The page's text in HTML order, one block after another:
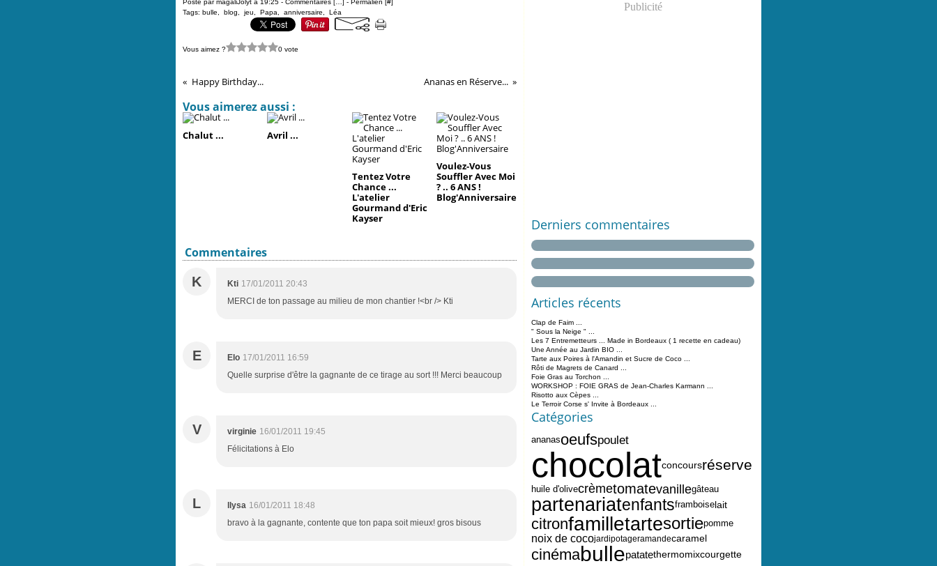
Posté par magaliJolyt à 19:25 - Commentaires [ ] - Permalien [#]
Tags: bulle blog jeu Papa anniversaire Léa
Vous aimez ? 0 vote
Happy Birthday... Ananas en Réserve...
Vous aimerez aussi :
Chalut ... Avril ...
Tentez Votre
Chance ...
L'atelier
Gourmand d'Eric
Kayser
Voulez-Vous
Souffler Avec Moi
? .. 6 ANS !
Blog'Anniversaire
Commentaires
K
Kti 17/01/2011 20:43
MERCI de ton passage au milieu de mon chantier !<br /> Kti
E Elo 17/01/2011 16:59
Quelle surprise d'être la gagnante de ce tirage au sort !!! Merci beaucoup
V virginie 16/01/2011 19:45
Félicitations à Elo
L llysa 16/01/2011 18:48
bravo à la gagnante, contente que ton papa soit mieux! gros bisous
Publicité
Derniers commentaires
Articles récents
Clap de Faim ...
" Sous la Neige " ...
Les 7 Entremetteurs ... Made in Bordeaux ( 1 recette en cadeau)
Une Année au Jardin BIO ...
Tarte aux Poires à l'Amandin et Sucre de Coco ...
Rôti de Magrets de Canard ...
Foie Gras au Torchon ...
WORKSHOP : FOIE GRAS de Jean-Charles Karmann ...
Risotto aux Cèpes ...
Le Terroir Corse s' Invite à Bordeaux ...
Catégories
ananasoeufspoulet
chocolatconcoursréserve
huile d'olivecrèmetomatevanillegâteau
partenariatenfantsframboiselait
citronfamilletartesortiepomme
noix de cocojardipotageramandecaramel
cinémabullepatatethermomixcourgette